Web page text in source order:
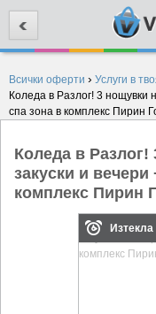
Всички оферти › Услуги в
Коледа в Разлог! 3 нощувки
спа зона в комплекс Пирин
Коледа в
закуски и
комплекс Пирин
Изтекла